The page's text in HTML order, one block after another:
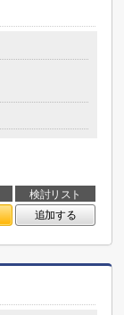
検討リスト
追加する